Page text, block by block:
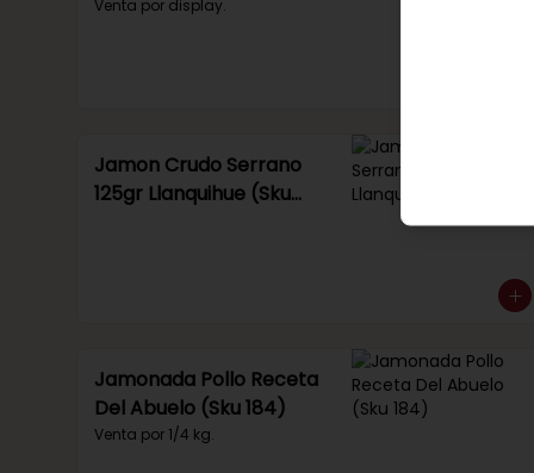
Venta por display.
Jamon Crudo Serrano
125gr Llanquihue (Sku
Jamonada Pollo Receta
Del Abuelo (Sku 184)
Venta por 1/4 kg.